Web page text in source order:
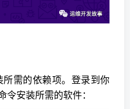
需的依赖项。登录到你
令安装所需的软件：